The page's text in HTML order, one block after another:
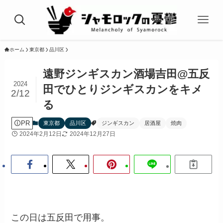
ホーム 東京都 品川区
遠野ジンギスカン酒場吉田@五反
田でひとりジンギスカンをキメ
る
2024
2/12
PR 東京都 品川区 ジンギスカン 居酒屋 焼肉
2024年2月12日 2024年12月27日
この日は五反田で用事。